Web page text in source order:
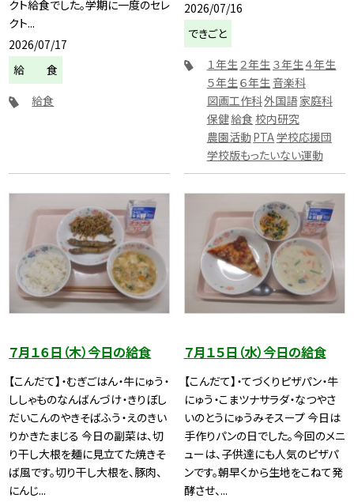
クト給食でした。学期に一度のセレ
クト...
2026/07/17
給 食
給食
2026/07/16
できごと
１年生 ２年生 ３年生４年生
５年生 ６年生 音楽科
図画工作科外国語家庭科
保健給食 校内研究
農園活動PTA学校応援団
学校版もったいない運動
７月１６日（木）今日の給食
【こんだて】・むぎごはん・牛にゅう・
ししゃものなんばんづけ・きりぼし
だいこんのやきそばふう・えのきい
りかきたまじる 今日の副菜は、切
り干し大根を麺に見立てた焼きそ
ば風です。切り干し大根を、豚肉、
にんじ...
７月１５日（水）今日の給食
【こんだて】・てづくりピザパン・牛
にゅう・こまツナサラダ・なつやさ
いのとうにゅうみそスープ 今日は
手作りパンの日でした。今回のメニ
ューは、子供達にも人気のピザパ
ンです。朝早くから生地をこねて発
酵させ、...